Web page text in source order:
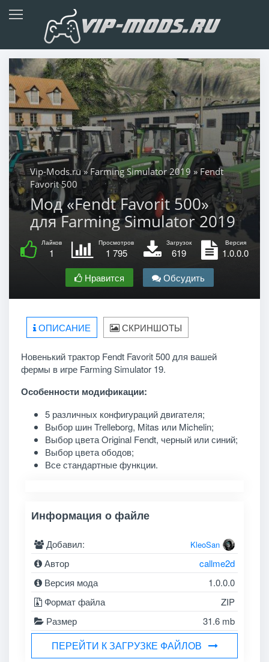
Vip-Mods.ru»Farming Simulator 2019 » Fendt
Favorit 500
Мод «Fendt Favorit 500»
для Farming Simulator 2019
Лайков
1
Просмотров
1 795
Загрузок
619
Версия
1.0.0.0
Нравится
Обсудить
ОПИСАНИЕ СКРИНШОТЫ
Новенький трактор Fendt Favorit 500 для вашей
фермы в игре Farming Simulator 19.
Особенности модификации:
5 различных конфигураций двигателя;
Выбор шин Trelleborg, Mitas или Michelin;
Выбор цвета Original Fendt, черный или синий;
Выбор цвета ободов;
Все стандартные функции.
Информация о файле
Добавил: KleoSan
Автор
callme2d
Версия мода
1.0.0.0
Формат файла
ZIP
Размер
31.6 mb
ПЕРЕЙТИ К ЗАГРУЗКЕ ФАЙЛОВ